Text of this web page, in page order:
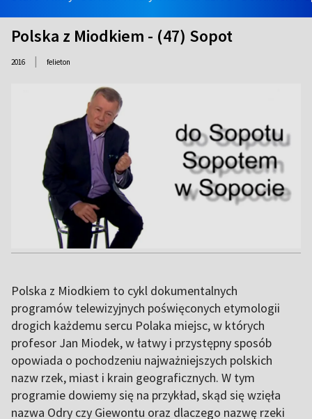
Polska z Miodkiem - (47) Sopot
2016 | felieton
Polska z Miodkiem to cykl dokumentalnych
programów telewizyjnych poświęconych etymologii
drogich każdemu sercu Polaka miejsc, w których
profesor Jan Miodek, w łatwy i przystępny sposób
opowiada o pochodzeniu najważniejszych polskich
nazw rzek, miast i krain geograficznych. W tym
programie dowiemy się na przykład, skąd się wzięła
nazwa Odry czy Giewontu oraz dlaczego nazwę rzeki